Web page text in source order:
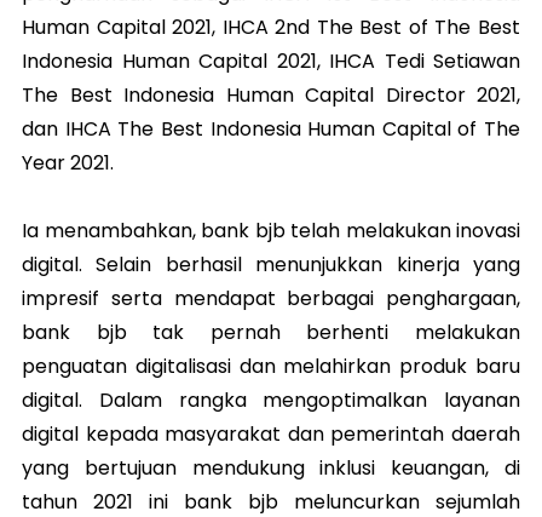
Human Capital 2021, IHCA 2nd The Best of The Best
Indonesia Human Capital 2021, IHCA Tedi Setiawan
The Best Indonesia Human Capital Director 2021,
dan IHCA The Best Indonesia Human Capital of The
Year 2021.
Ia menambahkan, bank bjb telah melakukan inovasi
digital. Selain berhasil menunjukkan kinerja yang
impresif serta mendapat berbagai penghargaan,
bank bjb tak pernah berhenti melakukan
penguatan digitalisasi dan melahirkan produk baru
digital. Dalam rangka mengoptimalkan layanan
digital kepada masyarakat dan pemerintah daerah
yang bertujuan mendukung inklusi keuangan, di
tahun 2021 ini bank bjb meluncurkan sejumlah